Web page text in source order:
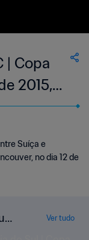
| Copa
2015,
Suíça e
no dia 12 de
Ver tudo